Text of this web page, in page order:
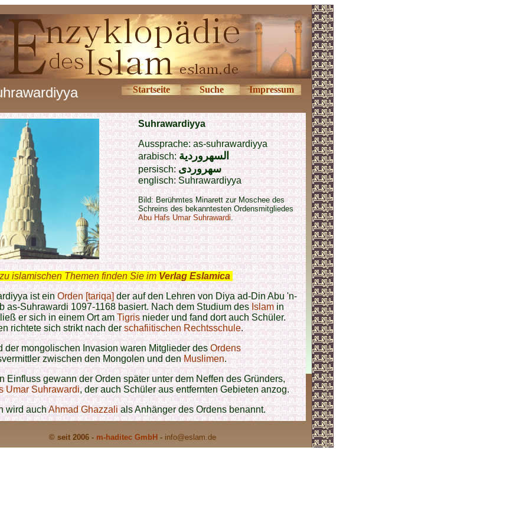
Startseite Suche Impressum
Suhrawardiyya
Aussprache: as-suhrawardiyya
arabisch:السهروردية
persisch:سهروردی
englisch:Suhrawardiyya
Bild: Berühmtes Minarett zur Moschee des
Schreins des bekanntesten Ordensmitgliedes
Abu Hafs Umar Suhrawardi.
islamischen Themen finden Sie im Verlag Eslamica
‎ist einOrden [tariqa]der auf den Lehren von Diya ad-Din Abu 'n-
as-Suhrawardi 1097-1168 basiert. Nach dem Studium desIslamin
er sich in einem Ort amTigrisnieder und fand dort auch Schüler.
richtete sich strikt nach derschafiitischenRechtsschule.
der mongolischen Invasion waren Mitglieder desOrdens
zwischen den Mongolen und denMuslimen.
Einfluss gewann der Orden später unter dem Neffen des Gründers,
Umar Suhrawardi, der auch Schüler aus entfernten Gebieten anzog.
wird auchAhmad Ghazzalials Anhänger des Ordens benannt.
© seit 2006 - m-haditec GmbH - info@eslam.de